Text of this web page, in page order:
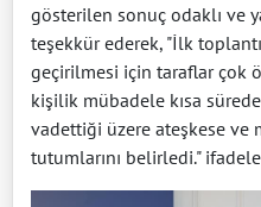
gösterilen sonuç odaklı ve
teşekkür ederek, "İlk
geçirilmesi için taraflar çok
kişilik mübadele kısa
vadettiği üzere ateşkese ve
tutumlarını belirledi."